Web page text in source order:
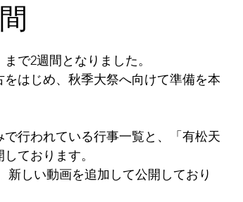
で2週間となりました。
はじめ、秋季大祭へ向けて準備を本
で行われている行事一覧と、「有松天
ております。
しい動画を追加して公開しており